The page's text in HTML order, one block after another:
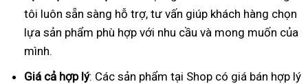
tôi luôn sẵn sàng hỗ trợ, tư vấn giúp khách hàng chọn
lựa sản phẩm phù hợp với nhu cầu và mong muốn của
mình.
Giá cả hợp lý: Các sản phẩm tại Shop có giá bán hợp lý